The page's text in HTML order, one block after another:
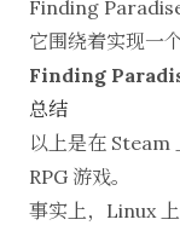
Finding
它围绕着实现一
Finding
总结
以上是在 Steam
RPG 游戏。
事实上，Linux